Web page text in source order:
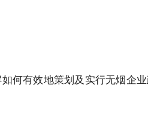
何有效地策划及实行无烟企